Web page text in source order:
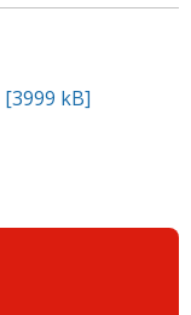
[3999 kB]